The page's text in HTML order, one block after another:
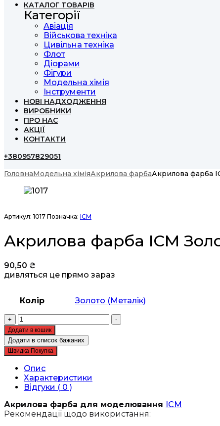
КАТАЛОГ ТОВАРІВ
Категорії
Авіація
Військова техніка
Цивільна техніка
Флот
Діорами
Фігури
Модельна хімія
Інструменти
НОВІ НАДХОДЖЕННЯ
ВИРОБНИКИ
ПРО НАС
АКЦІЇ
КОНТАКТИ
+380957829051
ГоловнаМодельна хіміяАкрилова фарбаАкрилова фарба
Артикул: 1017 Позначка: ICM
Акрилова фарба ICM
90,50 ₴
дивляться це прямо зараз
Колір Золото (Металік)
+
Акрилова
фарба
ICM
Золото
(1017)
кількість
-
Додати в кошик
Додати в список бажаних
Швидка Покупка
Опис
Характеристики
Відгуки ( 0 )
Акрилова фарба для моделювання ICM
Рекомендації щодо використання: